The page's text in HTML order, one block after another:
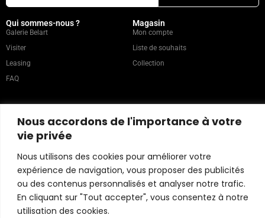
Nous accordons de l'importance à votre
vie privée
Nous utilisons des cookies pour améliorer votre
expérience de navigation, vous proposer des publicités
ou des contenus personnalisés et analyser notre trafic.
En cliquant sur "Tout accepter", vous consentez à notre
utilisation des cookies.
Qui sommes-nous ?
Galerie Belart
Visiter
Leasing
FAQ
Magasin
Mon compte
Liste de souhaits
Collection
Technique mixte
Peinture
Portrait
Magazine
Politique du magasin